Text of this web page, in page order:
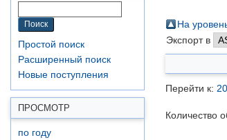
Простой поиск
Расширенный поиск
Новые поступления
ПРОСМОТР
по году
На
Экспорт в
Перейти к:
Количество